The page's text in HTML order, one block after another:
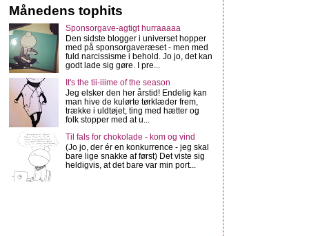
Månedens tophits
Sponsorgave-agtigt hurraaaaa
Den sidste blogger i universet hopper
med på sponsorgaveræset - men med
fuld narcissisme i behold. Jo jo, det kan
godt lade sig gøre. I pre...
It's the tii-iiime of the season
Jeg elsker den her årstid! Endelig kan
man hive de kulørte tørklæder frem,
trække i uldtøjet, ting med hætter og
folk stopper med at u...
Til fals for chokolade - kom og vind
(Jo jo, der ér en konkurrence - jeg skal
bare lige snakke af først) Det viste sig
heldigvis, at det bare var min port...